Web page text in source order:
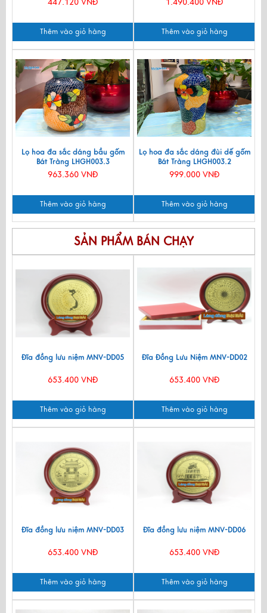
Thêm vào giỏ hàng Thêm vào giỏ hàng
Lọ hoa đa sắc dáng bầu gốm
Bát Tràng LHGH003.3
963.360 VNĐ
Thêm vào giỏ hàng
Lọ hoa đa sắc dáng đùi dế gốm
Bát Tràng LHGH003.2
999.000 VNĐ
Thêm vào giỏ hàng
SẢN PHẨM BÁN CHẠY
Đĩa đồng lưu niệm MNV-DD05
653.400 VNĐ
Thêm vào giỏ hàng
Đĩa Đồng Lưu Niệm MNV-DD02
653.400 VNĐ
Thêm vào giỏ hàng
Đĩa đồng lưu niệm MNV-DD03
653.400 VNĐ
Thêm vào giỏ hàng
Đĩa đồng lưu niệm MNV-DD06
653.400 VNĐ
Thêm vào giỏ hàng